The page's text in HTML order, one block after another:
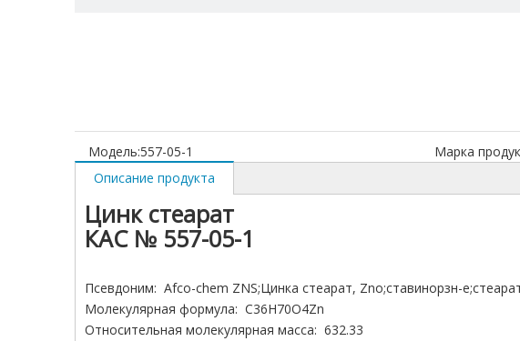
Модель:557-05-1 Марка
Описание продукта
Цинк стеарат
КАС № 557-05-1
Псевдоним: Afco-chem ZNS;Цинка стеарат, Zno;ставинорзн-
Молекулярная формула: C36H70O4Zn
Относительная молекулярная масса: 632.33